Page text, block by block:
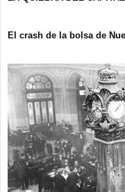
El crash de la bolsa de